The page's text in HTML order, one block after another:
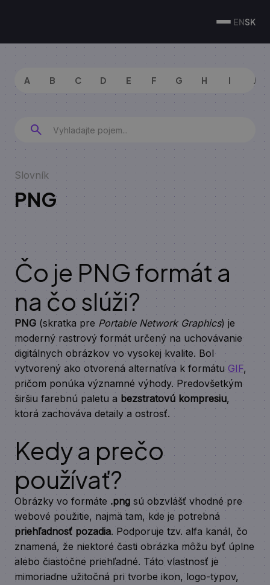
ENSK
A B C D E F G H I J
Slovník
PNG
Čo je PNG formát a
na čo slúži?
PNG (skratka pre Portable Network Graphics) je
moderný rastrový formát určený na uchovávanie
digitálnych obrázkov vo vysokej kvalite. Bol
vytvorený ako otvorená alternatíva k formátu GIF,
pričom ponúka významné výhody. Predovšetkým
širšiu farebnú paletu a bezstratovú kompresiu,
ktorá zachováva detaily a ostrosť.
Kedy a prečo
používať?
Obrázky vo formáte .png sú obzvlášť vhodné pre
webové použitie, najmä tam, kde je potrebná
priehľadnosť pozadia. Podporuje tzv. alfa kanál, čo
znamená, že niektoré časti obrázka môžu byť úplne
alebo čiastočne priehľadné. Táto vlastnosť je
mimoriadne užitočná pri tvorbe ikon, logo-typov,